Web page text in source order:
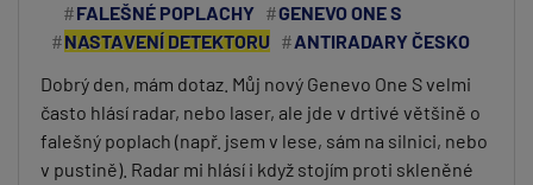
FALEŠNÉ POPLACHY
GENEVO ONE S
NASTAVENÍ DETEKTORU
ANTIRADARY ČESKO
Dobrý den, mám dotaz. Můj nový Genevo One S velmi
často hlásí radar, nebo laser, ale jde v drtivé většině o
falešný poplach (např. jsem v lese, sám na silnici, nebo
v pustině). Radar mi hlásí i když stojím proti skleněné